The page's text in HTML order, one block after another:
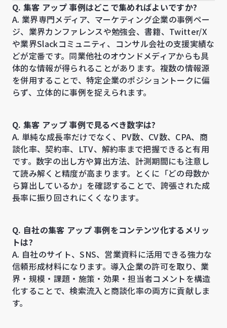
Q. 集客 アップ 事例はどこで集めればよいですか?
A. 業界専門メディア、マーケティング企業の事例ペー
ジ、業界カンファレンスや勉強会、書籍、Twitter/X
や業界Slackコミュニティ、コンサル会社の支援実績な
どが定番です。同業他社のオウンドメディアからも具
体的な情報が得られることがあります。複数の情報源
を併用することで、特定企業のポジショントークに偏
らず、立体的に事例を捉えられます。
Q. 集客 アップ 事例で見るべき数字は?
A. 単純な成長率だけでなく、PV数、CV数、CPA、商
談化率、契約率、LTV、解約率まで把握できると有用
です。数字の出し方や算出方法、計測期間にも注意し
て読み解くと精度が高まります。とくに「どの母数か
ら算出しているか」を確認することで、誇張された成
長率に振り回されにくくなります。
Q. 自社の集客 アップ 事例をコンテンツ化するメリッ
トは?
A. 自社のサイト、SNS、営業資料に活用できる強力な
信頼形成材料になります。導入企業の許可を取り、業
界・規模・課題・施策・効果・担当者コメントを構造
化することで、検索流入と商談化率の両方に貢献しま
す。